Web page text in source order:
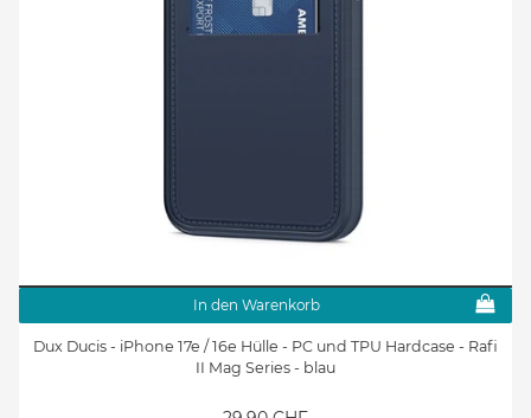
In den Warenkorb
Dux Ducis - iPhone 17e / 16e Hülle - PC und TPU Hardcase - Rafi
II Mag Series - blau